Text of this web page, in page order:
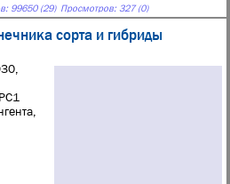
99650 (29) Просмотров: 327 (0)
сорта и гибриды